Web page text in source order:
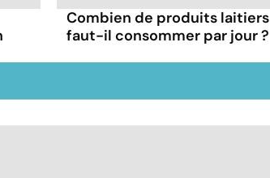
Combien de produits laitiers
faut-il consommer par jour ?